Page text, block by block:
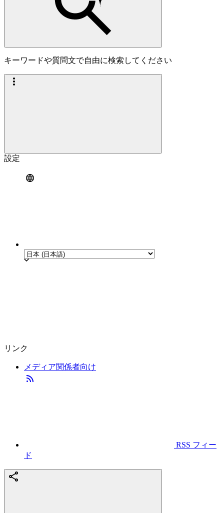
キーワードや質問文で自由に検索してください
設定
リンク
メディア関係者向け
RSS フィー
ド